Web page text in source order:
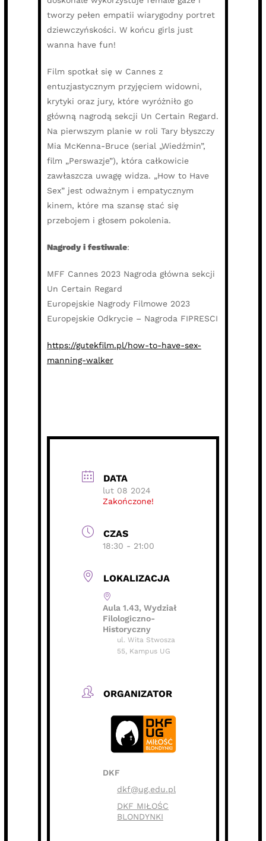
tworzy pełen empatii wiarygodny portret
dziewczyńskości. W końcu girls just
wanna have fun!
Film spotkał się w Cannes z
entuzjastycznym przyjęciem widowni,
krytyki oraz jury, które wyróżniło go
główną nagrodą sekcji Un Certain Regard.
Na pierwszym planie w roli Tary błyszczy
Mia McKenna-Bruce (serial „Wiedźmin”,
film „Perswazje”), która całkowicie
zawłaszcza uwagę widza. „How to Have
Sex” jest odważnym i empatycznym
kinem, które ma szansę stać się
przebojem i głosem pokolenia.
Nagrody i festiwale:
MFF Cannes 2023 Nagroda główna sekcji
Un Certain Regard
Europejskie Nagrody Filmowe 2023
Europejskie Odkrycie – Nagroda FIPRESCI
https://gutekfilm.pl/how-to-have-sex-
manning-walker
DATA
lut 08 2024
Zakończone!
CZAS
18:30 - 21:00
LOKALIZACJA
Aula 1.43, Wydział
Filologiczno-
Historyczny
ul. Wita Stwosza
55, Kampus UG
ORGANIZATOR
DKF
dkf@ug.edu.pl
DKF MIŁOŚC
BLONDYNKI